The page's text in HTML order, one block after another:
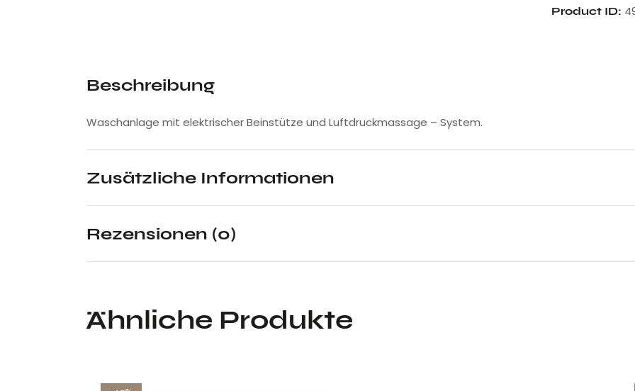
Product ID:
Beschreibung
Waschanlage mit elektrischer Beinstütze und Luftdruckmassage – System.
Zusätzliche Informationen
Rezensionen (0)
Ähnliche Produkte